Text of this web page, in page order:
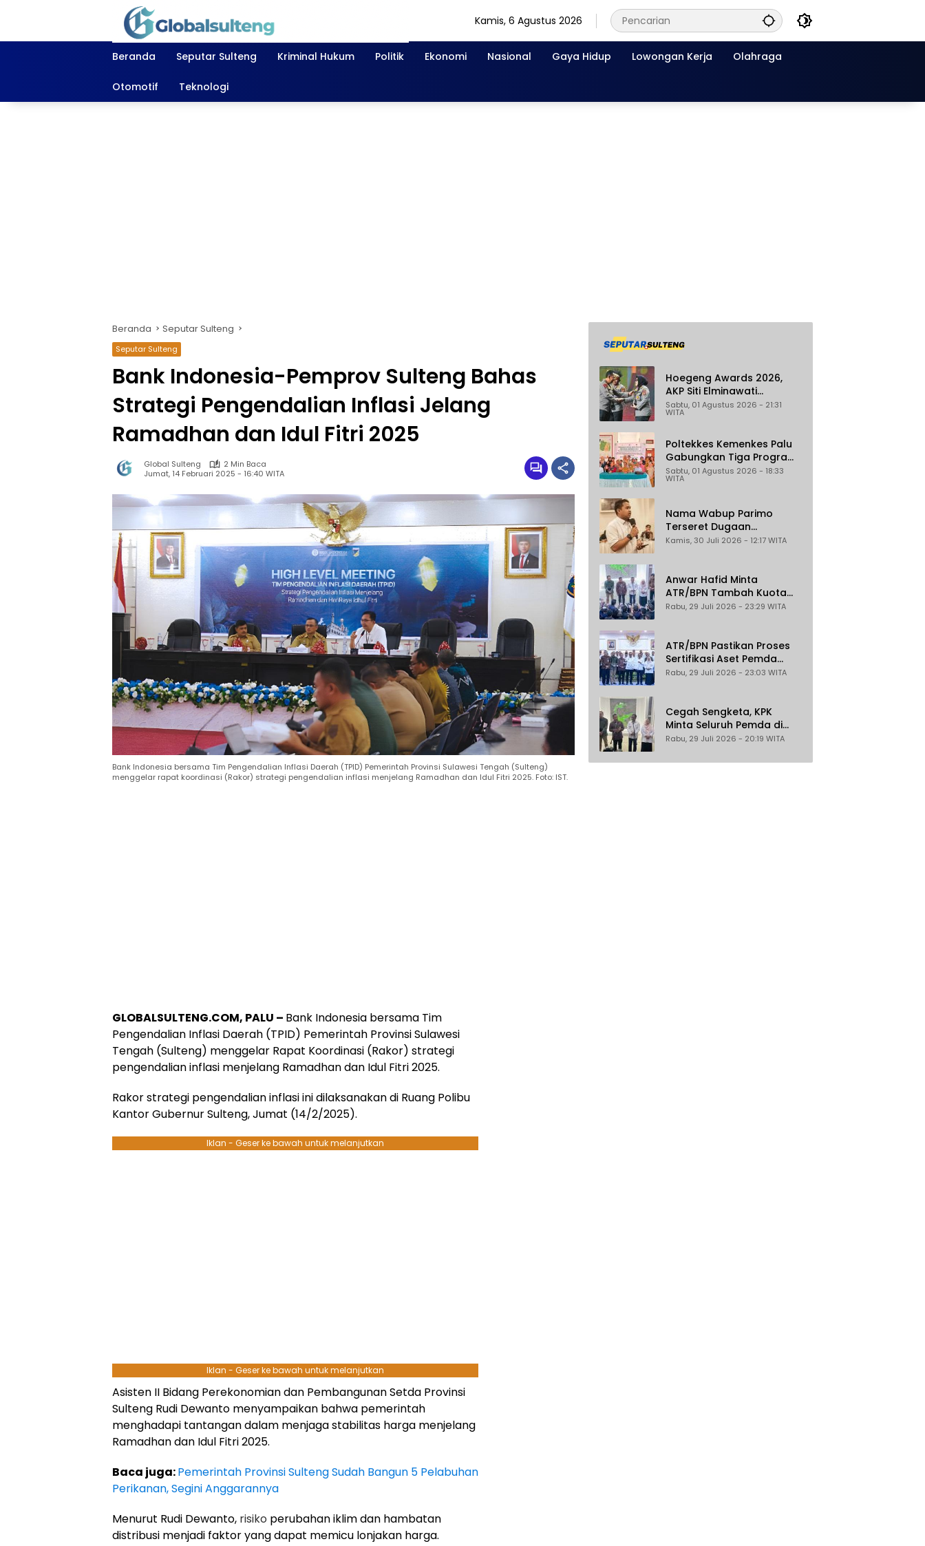
Kamis, 6 Agustus 2026
Beranda Seputar Sulteng Kriminal Hukum Politik Ekonomi Nasional Gaya Hidup Lowongan Kerja Olahraga
Otomotif Teknologi
Beranda Seputar Sulteng
Seputar Sulteng
Bank Indonesia-Pemprov Sulteng Bahas
Strategi Pengendalian Inflasi Jelang
Ramadhan dan Idul Fitri 2025
Global Sulteng
2 Min Baca
Jumat, 14 Februari 2025 - 16:40 WITA
Bank Indonesia bersama Tim Pengendalian Inflasi Daerah (TPID) Pemerintah Provinsi Sulawesi Tengah (Sulteng)
menggelar rapat koordinasi (Rakor) strategi pengendalian inflasi menjelang Ramadhan dan Idul Fitri 2025. Foto: IST.
GLOBALSULTENG.COM, PALU – Bank Indonesia bersama Tim
Pengendalian Inflasi Daerah (TPID) Pemerintah Provinsi Sulawesi
Tengah (Sulteng) menggelar Rapat Koordinasi (Rakor) strategi
pengendalian inflasi menjelang Ramadhan dan Idul Fitri 2025.
Rakor strategi pengendalian inflasi ini dilaksanakan di Ruang Polibu
Kantor Gubernur Sulteng, Jumat (14/2/2025).
Iklan - Geser ke bawah untuk melanjutkan
Iklan - Geser ke bawah untuk melanjutkan
Asisten II Bidang Perekonomian dan Pembangunan Setda Provinsi
Sulteng Rudi Dewanto menyampaikan bahwa pemerintah
menghadapi tantangan dalam menjaga stabilitas harga menjelang
Ramadhan dan Idul Fitri 2025.
Baca juga:Pemerintah Provinsi Sulteng Sudah Bangun 5 Pelabuhan
Perikanan, Segini Anggarannya
Menurut Rudi Dewanto, risiko perubahan iklim dan hambatan
distribusi menjadi faktor yang dapat memicu lonjakan harga.
Hoegeng Awards 2026,
AKP Siti Elminawati
Dinobatkan sebagai Polisi
Pelindung Perempuan dan
Sabtu, 01 Agustus 2026 - 21:31
WITA
Poltekkes Kemenkes Palu
Gabungkan Tiga Program
Percepat Pencegahan
Stunting di Donggala
Sabtu, 01 Agustus 2026 - 18:33
WITA
Nama Wabup Parimo
Terseret Dugaan
Reklamasi Ilegal di
Penanganan Kasus ke
Penyidikan
Kamis, 30 Juli 2026 - 12:17 WITA
Anwar Hafid Minta
ATR/BPN Tambah Kuota
Program Sertifikasi Tanah
Rabu, 29 Juli 2026 - 23:29 WITA
ATR/BPN Pastikan Proses
Sertifikasi Aset Pemda
Gratis
Rabu, 29 Juli 2026 - 23:03 WITA
Cegah Sengketa, KPK
Minta Seluruh Pemda di
Sulteng Percepat
Daerah
Rabu, 29 Juli 2026 - 20:19 WITA